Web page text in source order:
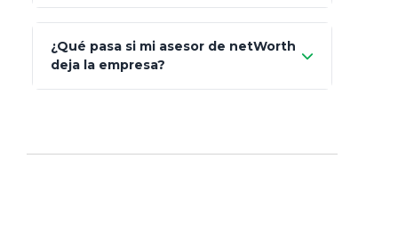
Art.
93
totalmente
libres de impuestos
¿Qué pasa si mi asesor de netWorth
deja la empresa?
reasigna